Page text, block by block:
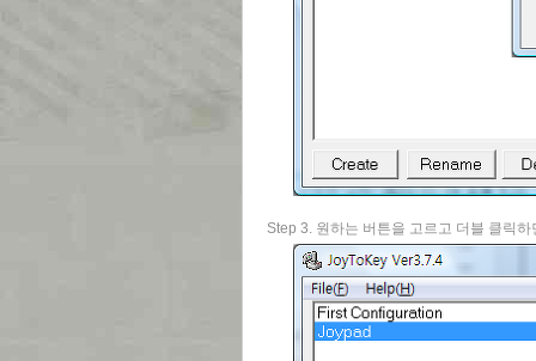
Step 3. 원하는 버튼을 고르고 더블 클릭하